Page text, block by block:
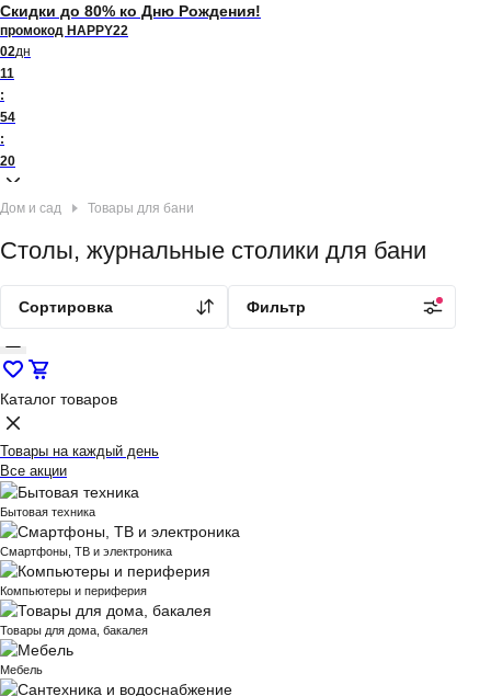
Скидки до 80% ко Дню Рождения!
промокод HAPPY22
02дн
11
:
54
:
20
Каталог товаров
Товары на каждый день
Все акции
Бытовая техника
Смартфоны, ТВ и электроника
Компьютеры и периферия
Товары для дома, бакалея
Мебель
Товары для бани
Дом и сад
Столы, журнальные столики для бани
Сортировка Фильтр